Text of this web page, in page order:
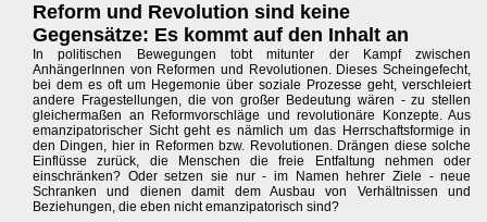
Reform und Revolution sind keine
Gegensätze: Es kommt auf den Inhalt an
In politischen Bewegungen tobt mitunter der Kampf zwischen
AnhängerInnen von Reformen und Revolutionen. Dieses Scheingefecht,
bei dem es oft um Hegemonie über soziale Prozesse geht, verschleiert
andere Fragestellungen, die von großer Bedeutung wären - zu stellen
gleichermaßen an Reformvorschläge und revolutionäre Konzepte. Aus
emanzipatorischer Sicht geht es nämlich um das Herrschaftsformige in
den Dingen, hier in Reformen bzw. Revolutionen. Drängen diese solche
Einflüsse zurück, die Menschen die freie Entfaltung nehmen oder
einschränken? Oder setzen sie nur - im Namen hehrer Ziele - neue
Schranken und dienen damit dem Ausbau von Verhältnissen und
Beziehungen, die eben nicht emanzipatorisch sind?